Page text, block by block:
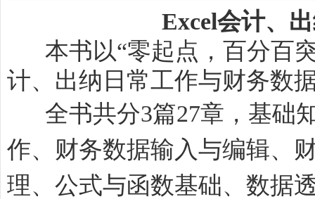
Excel会计、
本书以“零起点，百分百突
计、出纳日常工作与财务数
全书共分3篇27章，基础
作、财务数据输入与编辑、
理、公式与函数基础、数据